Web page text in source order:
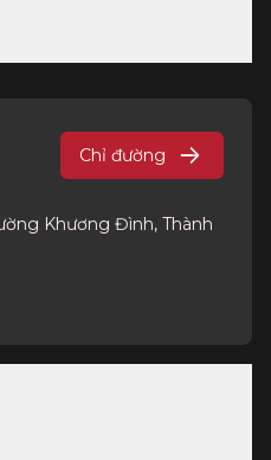
Chỉ đường
Khương Đình, Thành